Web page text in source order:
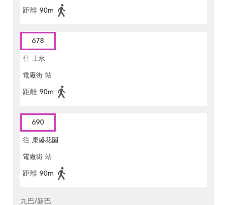
距離 90m
678
往 上水
電廠街 站
距離 90m
690
往 康盛花園
電廠街 站
距離 90m
九巴/新巴